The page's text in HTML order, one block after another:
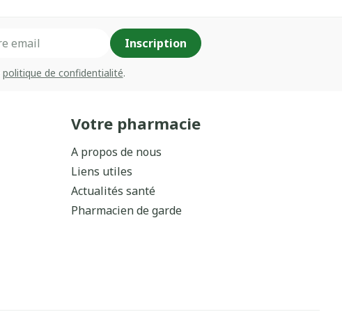
Inscription
politique de confidentialité.
Votre pharmacie
A propos de nous
Liens utiles
Actualités santé
Pharmacien de garde